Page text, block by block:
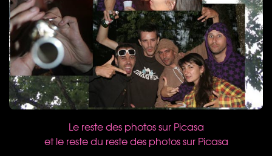
Le reste des photos sur Picasa
et le reste du reste des photos sur Picasa